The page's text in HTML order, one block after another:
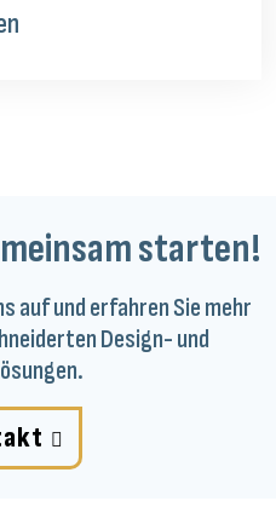
starten!
auf und erfahren Sie mehr
Design- und